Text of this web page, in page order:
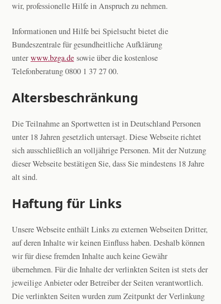
wir, professionelle Hilfe in Anspruch zu nehmen.
Informationen und Hilfe bei Spielsucht bietet die
Bundeszentrale für gesundheitliche Aufklärung
unterwww.bzga.de sowie über die kostenlose
Telefonberatung 0800 1 37 27 00.
Altersbeschränkung
Die Teilnahme an Sportwetten ist in Deutschland Personen
unter 18 Jahren gesetzlich untersagt. Diese Webseite richtet
sich ausschließlich an volljährige Personen. Mit der Nutzung
dieser Webseite bestätigen Sie, dass Sie mindestens 18 Jahre
alt sind.
Haftung für Links
Unsere Webseite enthält Links zu externen Webseiten Dritter,
auf deren Inhalte wir keinen Einfluss haben. Deshalb können
wir für diese fremden Inhalte auch keine Gewähr
übernehmen. Für die Inhalte der verlinkten Seiten ist stets der
jeweilige Anbieter oder Betreiber der Seiten verantwortlich.
Die verlinkten Seiten wurden zum Zeitpunkt der Verlinkung